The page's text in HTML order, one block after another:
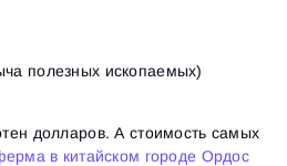
полезных ископаемых)
долларов. А стоимость самых
в китайском городе Ордос